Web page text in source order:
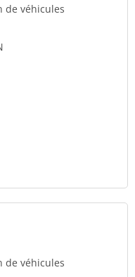
de véhicules
de véhicules